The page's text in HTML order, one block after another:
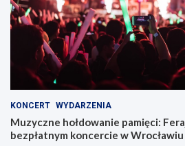
KONCERT WYDARZENIA
Muzyczne hołdowanie pamięci:
bezpłatnym koncercie w Wrocławiu